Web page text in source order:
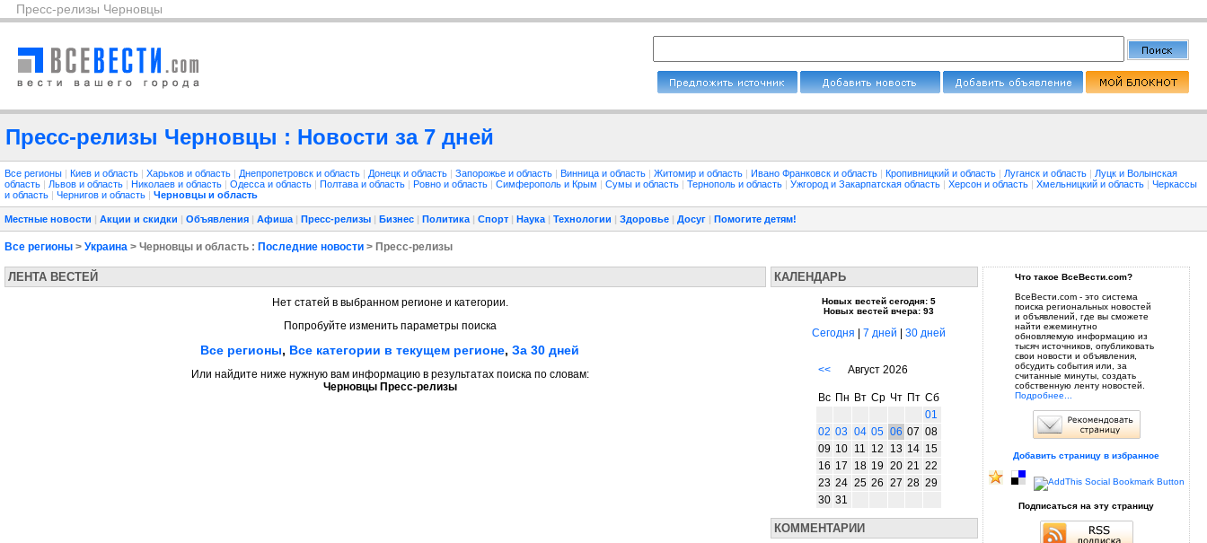
Пресс-релизы Черновцы
Пресс-релизы Черновцы : Новости за 7 дней
Все регионы | Киев и область | Харьков и область | Днепропетровск и область | Донецк и область | Запорожье и область | Винница и область | Житомир и область | Ивано Франковск и область | Кропивницкий и область | Луганск и область | Луцк и Волынская
область | Львов и область | Николаев и область | Одесса и область | Полтава и область | Ровно и область | Симферополь и Крым | Сумы и область | Тернополь и область | Ужгород и Закарпатская область | Херсон и область | Хмельницкий и область | Черкассы
и область | Чернигов и область | Черновцы и область
Местные новости | Акции и скидки | Объявления | Афиша | Пресс-релизы | Бизнес | Политика | Спорт | Наука | Технологии | Здоровье | Досуг | Помогите детям!
Все регионы > Украина > Черновцы и область : Последние новости > Пресс-релизы
ЛЕНТА ВЕСТЕЙ
Нет статей в выбранном регионе и категории.
Попробуйте изменить параметры поиска
Все регионы, Все категории в текущем регионе, За 30 дней
Или найдите ниже нужную вам информацию в результатах поиска по словам:
Черновцы Пресс-релизы
КАЛЕНДАРЬ
Новых вестей сегодня: 5
Новых вестей вчера: 93
Сегодня 7 дней 30 дней
<< Август 2026
Вс Пн Вт Ср Чт Пт Сб
01
02 03 04 05 06 07 08
09 10 11 12 13 14 15
16 17 18 19 20 21 22
23 24 25 26 27 28 29
30 31
КОММЕНТАРИИ
Что такое ВсеВести.com?
ВсеВести.com - это система
поиска региональных новостей
и объявлений, где вы сможете
найти ежеминутно
обновляемую информацию из
тысяч источников, опубликовать
свои новости и объявления,
обсудить события или, за
считанные минуты, создать
собственную ленту новостей.
Подробнее...
Добавить страницу в избранное
Подписаться на эту страницу